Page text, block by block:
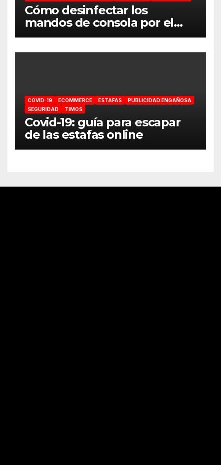
Cómo desinfectar los
mandos de consola por el
coronavirus
COVID-19 ECOMMERCE ESTAFAS
PUBLICIDAD ENGAÑOSA
SEGURIDAD
TIMOS
Covid-19: guía para escapar
de las estafas online